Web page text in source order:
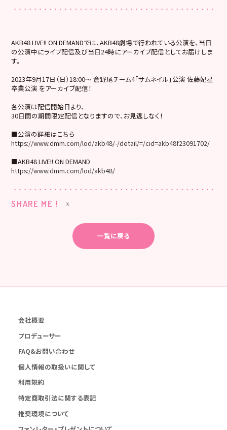
AKB48 LIVE!! ON DEMANDでは、AKB48劇場で行われている公演を、当日
の公演中にライブ配信及び当日24時にアーカイブ配信としてお届けしま
す。
2023年9月17日（日）18:00～ 倉野尾チーム4「サムネイル」公演 佐藤妃星
卒業公演 をアーカイブ配信！
各公演は配信開始日より、
30日間の期間限定配信となりますので、お見逃しなく！
■公演の詳細はこちら
https://www.dmm.com/lod/akb48/-/detail/=/cid=akb48f23091702/
■AKB48 LIVE!! ON DEMAND
https://www.dmm.com/lod/akb48/
SHARE ME !
一覧に戻る
会社概要
プロデューサー
FAQ&お問い合わせ
個人情報の取扱いに関して
利用規約
特定商取引法に関する表記
推奨環境について